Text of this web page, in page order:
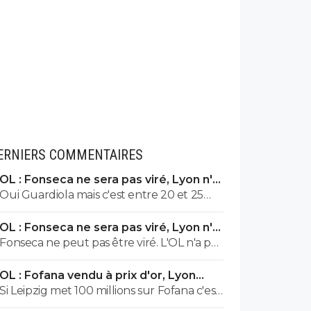
COMMENTAIRES
OL : Fonseca ne sera pas viré, Lyon n'a
pas l'argent pour le faire
Oui Guardiola mais c'est entre 20 et 25
millions par an et l'OL n'a pas les moyens.
OL : Fonseca ne sera pas viré, Lyon n'a
pas l'argent pour le faire
Fonseca ne peut pas être viré. L'OL n'a pas
les moyens de le payer jusqu'à la fin de
son contrat.
OL : Fofana vendu à prix d'or, Lyon
remercie le Real
Si Leipzig met 100 millions sur Fofana c'est
qu'ils sont complètement tarés. La côte